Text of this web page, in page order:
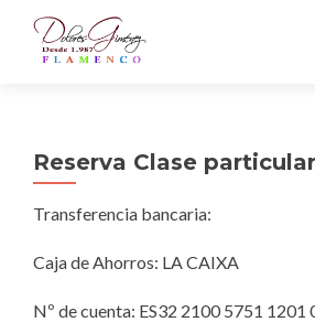
Reserva Clase particular
Transferencia bancaria:
Caja de Ahorros: LA CAIXA
Nº de cuenta: ES32 2100 5751 1201